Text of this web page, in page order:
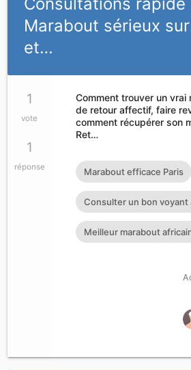
Marabout sérieux
et…
1
vote
1
réponse
Comment trouver un vrai
de retour affectif, faire
comment récupérer son
Ret…
Marabout efficace Paris
Consulter un bon voyant
Meilleur marabout